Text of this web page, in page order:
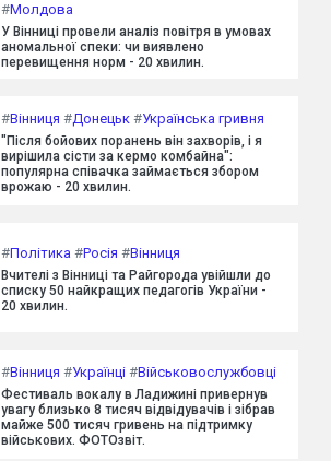
#Молдова
У Вінниці провели аналіз повітря в умовах
аномальної спеки: чи виявлено
перевищення норм - 20 хвилин.
#Вінниця #Донецьк #Українська гривня
"Після бойових поранень він захворів, і я
вирішила сісти за кермо комбайна":
популярна співачка займається збором
врожаю - 20 хвилин.
#Політика #Росія #Вінниця
Вчителі з Вінниці та Райгорода увійшли до
списку 50 найкращих педагогів України -
20 хвилин.
#Вінниця #Українці #Військовослужбовці
Фестиваль вокалу в Ладижині привернув
увагу близько 8 тисяч відвідувачів і зібрав
майже 500 тисяч гривень на підтримку
військових. ФОТОзвіт.